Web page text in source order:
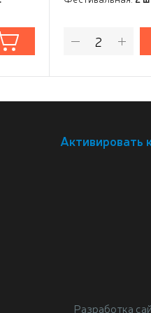
Активировать
Разработка